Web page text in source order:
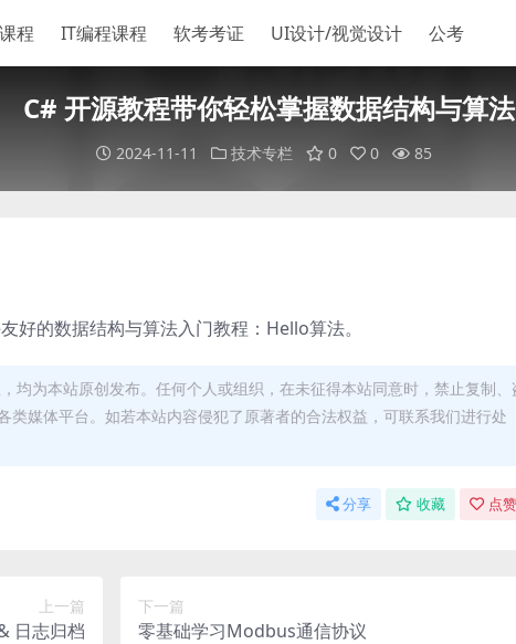
程 IT编程课程 软考考证 UI设计/视觉设计 公考
C# 开源教程带你轻松掌握数据结构与算法
2024-11-11 技术专栏 0 0 85
好的数据结构与算法入门教程：Hello算法。
均为本站原创发布。任何个人或组织，在未征得本站同意时，禁止复制、
类媒体平台。如若本站内容侵犯了原著者的合法权益，可联系我们进行处
分享 收藏 点
上一篇
日志归档
下一篇
零基础学习Modbus通信协议